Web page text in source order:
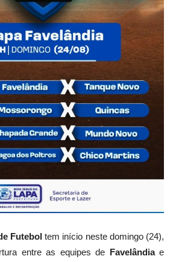
Futebol tem início neste domingo (24),
entre as equipes de Favelândiae